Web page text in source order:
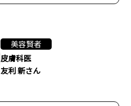
美容賢者
皮膚科医
友利 新さん